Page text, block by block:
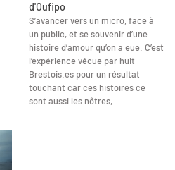
d'Oufipo
S’avancer vers un micro, face à
un public, et se souvenir d’une
histoire d’amour qu’on a eue. C’est
l’expérience vécue par huit
Brestois.es pour un résultat
touchant car ces histoires ce
sont aussi les nôtres,